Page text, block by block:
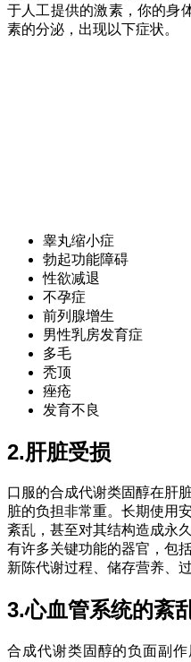
于人工提供的激素，你的身
素的分泌，出现以下症状。
睾丸缩小症
勃起功能障碍
性欲减退
不孕症
前列腺增生
男性乳房发育症
多毛
秃顶
痤疮
发育不良
2.肝脏受损
口服的合成代谢类固醇在肝
脏的负担非常重。长期使用
紊乱，甚至对其结构造成永
有许多关键功能的器官，包
新陈代谢过程、储存营养、
3.心血管系统的紊
合成代谢类固醇的负面副